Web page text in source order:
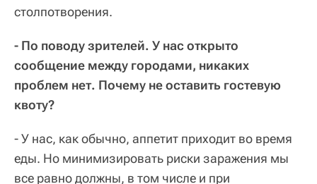
столпотворения.
- По поводу зрителей. У нас открыто
сообщение между городами, никаких
проблем нет. Почему не оставить гостевую
квоту?
- У нас, как обычно, аппетит приходит во время
еды. Но минимизировать риски заражения мы
все равно должны, в том числе и при